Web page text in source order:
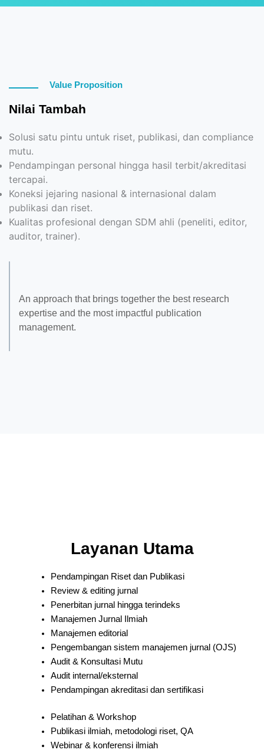
Value Proposition
Nilai Tambah
Solusi satu pintu untuk riset, publikasi, dan compliance
mutu.
Pendampingan personal hingga hasil terbit/akreditasi
tercapai.
Koneksi jejaring nasional & internasional dalam
publikasi dan riset.
Kualitas profesional dengan SDM ahli (peneliti, editor,
auditor, trainer).
An approach that brings together the best research
expertise and the most impactful publication
management.
Layanan Utama
Pendampingan Riset dan Publikasi
Review & editing jurnal
Penerbitan jurnal hingga terindeks
Manajemen Jurnal Ilmiah
Manajemen editorial
Pengembangan sistem manajemen jurnal (OJS)
Audit & Konsultasi Mutu
Audit internal/eksternal
Pendampingan akreditasi dan sertifikasi
Pelatihan & Workshop
Publikasi ilmiah, metodologi riset, QA
Webinar & konferensi ilmiah